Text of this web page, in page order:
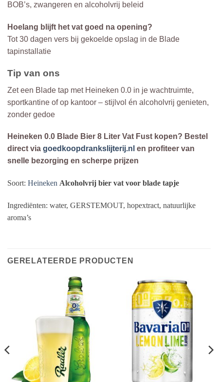
BOB’s, zwangeren en alcoholvrij beleid
Hoelang blijft het vat goed na opening?
Tot 30 dagen vers bij gekoelde opslag in de Blade
tapinstallatie
Tip van ons
Zet een Blade tap met Heineken 0.0 in je wachtruimte,
sportkantine of op kantoor – stijlvol én alcoholvrij genieten,
zonder gedoe
Heineken 0.0 Blade Bier 8 Liter Vat Fust kopen? Bestel
direct via goedkoopdrankslijterij.nl en profiteer van
snelle bezorging en scherpe prijzen
Soort: Heineken Alcoholvrij bier vat voor blade tapje
Ingrediënten: water, GERSTEMOUT, hopextract, natuurlijke
aroma’s
GERELATEERDE PRODUCTEN